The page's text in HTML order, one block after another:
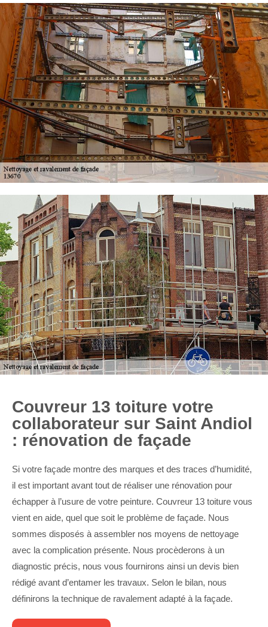
Couvreur 13 toiture votre
collaborateur sur Saint Andiol
: rénovation de façade
Si votre façade montre des marques et des traces d’humidité,
il est important avant tout de réaliser une rénovation pour
échapper à l’usure de votre peinture. Couvreur 13 toiture vous
vient en aide, quel que soit le problème de façade. Nous
sommes disposés à assembler nos moyens de nettoyage
avec la complication présente. Nous procèderons à un
diagnostic précis, nous vous fournirons ainsi un devis bien
rédigé avant d’entamer les travaux. Selon le bilan, nous
définirons la technique de ravalement adapté à la façade.